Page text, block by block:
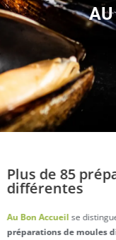
AU
Plus de 85
différentes
Au Bon Accueilse
préparations de moules